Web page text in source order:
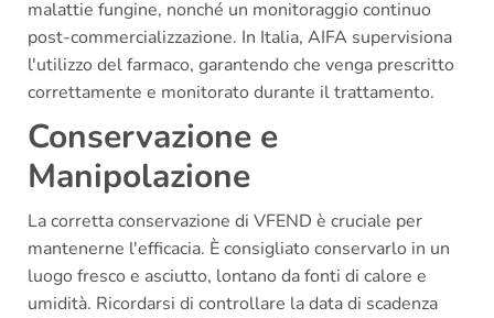
malattie fungine, nonché un monitoraggio continuo
post-commercializzazione. In Italia, AIFA supervisiona
l'utilizzo del farmaco, garantendo che venga prescritto
correttamente e monitorato durante il trattamento.
Conservazione e
Manipolazione
La corretta conservazione di VFEND è cruciale per
mantenerne l'efficacia. È consigliato conservarlo in un
luogo fresco e asciutto, lontano da fonti di calore e
umidità. Ricordarsi di controllare la data di scadenza